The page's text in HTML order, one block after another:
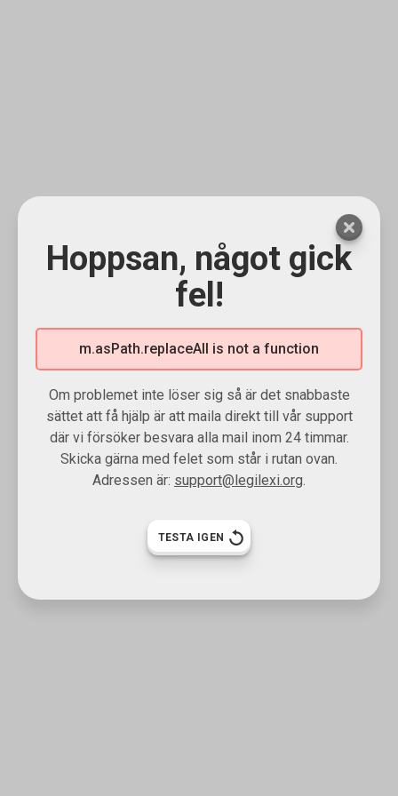
Hoppsan, något gick
fel!
m.asPath.replaceAll is not a function
Om problemet inte löser sig så är det snabbaste
sättet att få hjälp är att maila direkt till vår support
där vi försöker besvara alla mail inom 24 timmar.
Skicka gärna med felet som står i rutan ovan.
Adressen är: support@legilexi.org.
TESTA IGEN